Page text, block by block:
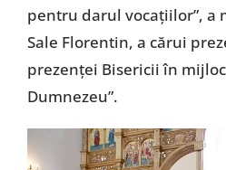
pentru darul vocaţiilor”, a
Sale Florentin, a cărui
prezenţei Bisericii în
Dumnezeu”.